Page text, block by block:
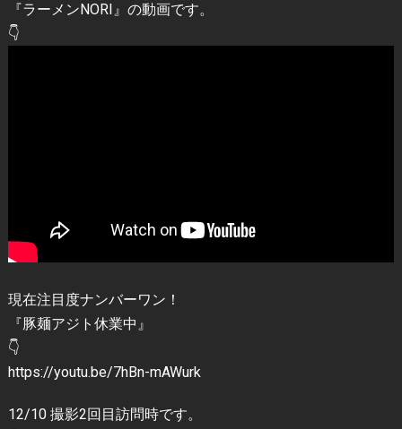
『ラーメンNORI』の動画です。
👇
現在注目度ナンバーワン！
『豚麺アジト休業中』
👇
https://youtu.be/7hBn-mAWurk
12/10 撮影2回目訪問時です。